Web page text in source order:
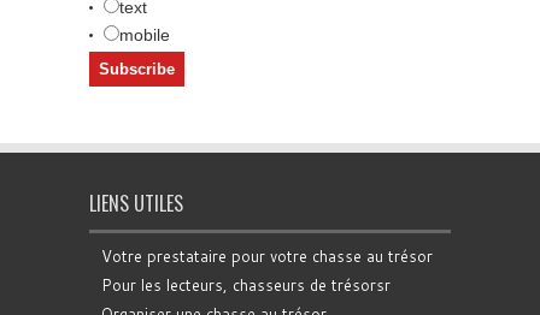
text
mobile
LIENS UTILES
Votre prestataire pour votre chasse au trésor
Pour les lecteurs, chasseurs de trésorsr